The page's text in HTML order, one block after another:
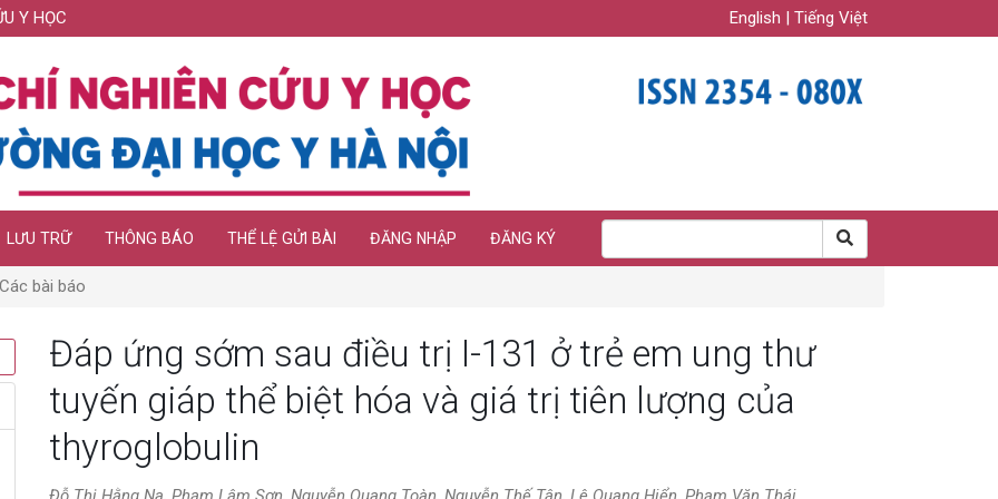
Y HỌC English | Tiếng Việt
LƯU TRỮ THÔNG BÁO THỂ LỆ GỬI BÀI ĐĂNG NHẬP ĐĂNG KÝ
Các bài báo
Đáp ứng sớm sau điều trị I-131 ở trẻ em ung thư
tuyến giáp thể biệt hóa và giá trị tiên lượng của
thyroglobulin